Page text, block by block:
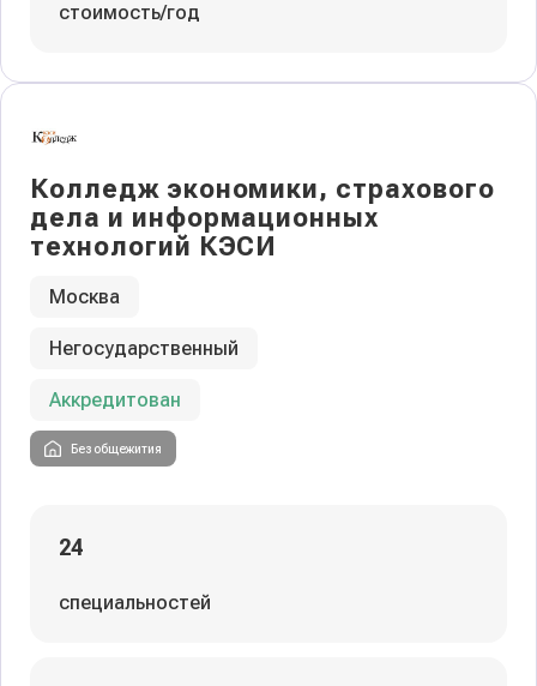
стоимость/год
Колледж экономики, страхового
дела и информационных
технологий КЭСИ
Москва
Негосударственный
Аккредитован
Без общежития
24
специальностей